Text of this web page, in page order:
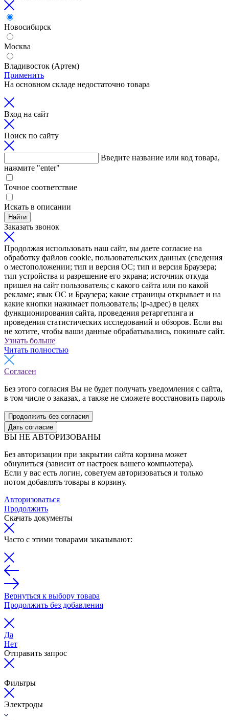
Новосибирск
Москва
Владивосток (Артем)
Применить
На основном складе недостаточно товара
Вход на сайт
Поиск по сайту
Введите название или код товара,
нажмите "enter"
Точное соответствие
Искать в описании
Найти
Заказать звонок
Продолжая использовать наш сайт, вы даете согласие на
обработку файлов cookie, пользовательских данных (сведения
о местоположении; тип и версия ОС; тип и версия Браузера;
тип устройства и разрешение его экрана; источник откуда
пришел на сайт пользователь; с какого сайта или по какой
рекламе; язык ОС и Браузера; какие страницы открывает и на
какие кнопки нажимает пользователь; ip-адрес) в целях
функционирования сайта, проведения ретаргетинга и
проведения статистических исследований и обзоров. Если вы
не хотите, чтобы ваши данные обрабатывались, покиньте сайт.
Узнать больше
Читать полностью
Согласен
Без этого согласия Вы не будет получать уведомления с сайта,
в том числе о заказах, а также не сможете восстановить пароль
Продолжить без согласия
Дать согласие
ВЫ НЕ АВТОРИЗОВАНЫ
Без авторизации при закрытии сайта корзина может
обнулиться (зависит от настроек вашего компьютера).
Если у вас есть логин, советуем авторизоваться и только
потом добавлять товары в корзину.
Авторизоваться
Продолжить
Скачать документы
Часто с этими товарами заказывают:
Вернуться к выбору товара
Продолжить без добавления
Да
Нет
Отправить запрос
Фильтры
Электроды